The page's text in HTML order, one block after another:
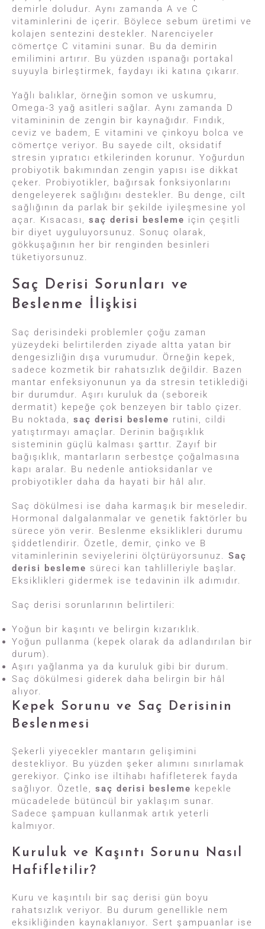
demirle doludur. Aynı zamanda A ve C
vitaminlerini de içerir. Böylece sebum üretimi ve
kolajen sentezini destekler. Narenciyeler
cömertçe C vitamini sunar. Bu da demirin
emilimini artırır. Bu yüzden ıspanağı portakal
suyuyla birleştirmek, faydayı iki katına çıkarır.
Yağlı balıklar, örneğin somon ve uskumru,
Omega-3 yağ asitleri sağlar. Aynı zamanda D
vitamininin de zengin bir kaynağıdır. Fındık,
ceviz ve badem, E vitamini ve çinkoyu bolca ve
cömertçe veriyor. Bu sayede cilt, oksidatif
stresin yıpratıcı etkilerinden korunur. Yoğurdun
probiyotik bakımından zengin yapısı ise dikkat
çeker. Probiyotikler, bağırsak fonksiyonlarını
dengeleyerek sağlığını destekler. Bu denge, cilt
sağlığının da parlak bir şekilde iyileşmesine yol
açar. Kısacası, saç derisi besleme için çeşitli
bir diyet uyguluyorsunuz. Sonuç olarak,
gökkuşağının her bir renginden besinleri
tüketiyorsunuz.
Saç Derisi Sorunları ve
Beslenme İlişkisi
Saç derisindeki problemler çoğu zaman
yüzeydeki belirtilerden ziyade altta yatan bir
dengesizliğin dışa vurumudur. Örneğin kepek,
sadece kozmetik bir rahatsızlık değildir. Bazen
mantar enfeksiyonunun ya da stresin tetiklediği
bir durumdur. Aşırı kuruluk da (seboreik
dermatit) kepeğe çok benzeyen bir tablo çizer.
Bu noktada, saç derisi besleme rutini, cildi
yatıştırmayı amaçlar. Derinin bağışıklık
sisteminin güçlü kalması şarttır. Zayıf bir
bağışıklık, mantarların serbestçe çoğalmasına
kapı aralar. Bu nedenle antioksidanlar ve
probiyotikler daha da hayati bir hâl alır.
Saç dökülmesi ise daha karmaşık bir meseledir.
Hormonal dalgalanmalar ve genetik faktörler bu
sürece yön verir. Beslenme eksiklikleri durumu
şiddetlendirir. Özetle, demir, çinko ve B
vitaminlerinin seviyelerini ölçtürüyorsunuz. Saç
derisi besleme süreci kan tahlilleriyle başlar.
Eksiklikleri gidermek ise tedavinin ilk adımıdır.
Saç derisi sorunlarının belirtileri:
Yoğun bir kaşıntı ve belirgin kızarıklık.
Yoğun pullanma (kepek olarak da adlandırılan bir
durum).
Aşırı yağlanma ya da kuruluk gibi bir durum.
Saç dökülmesi giderek daha belirgin bir hâl
alıyor.
Kepek Sorunu ve Saç Derisinin
Beslenmesi
Şekerli yiyecekler mantarın gelişimini
destekliyor. Bu yüzden şeker alımını sınırlamak
gerekiyor. Çinko ise iltihabı hafifleterek fayda
sağlıyor. Özetle, saç derisi besleme kepekle
mücadelede bütüncül bir yaklaşım sunar.
Sadece şampuan kullanmak artık yeterli
kalmıyor.
Kuruluk ve Kaşıntı Sorunu Nasıl
Hafifletilir?
Kuru ve kaşıntılı bir saç derisi gün boyu
rahatsızlık veriyor. Bu durum genellikle nem
eksikliğinden kaynaklanıyor. Sert şampuanlar ise